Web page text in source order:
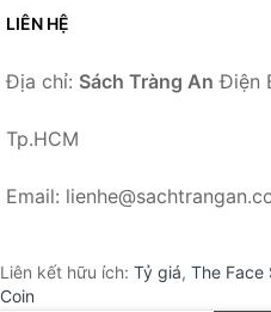
LIÊN HỆ
Địa chỉ: Sách Tràng An Điện
Tp.HCM
Email:
Liên kết hữu ích: Tỷ giá, The Face
Coin